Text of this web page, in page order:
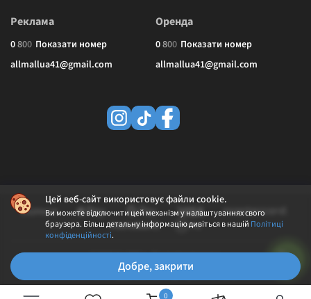
0
Цей веб-сайт використовує файли cookie.
Ви можете відключити цей механізм у налаштуваннях свого
браузера. Більш детальну інформацію дивіться в нашій Політиці
конфіденційності.
Добре, закрити
Реклама
0800 Показати номер
allmallua41@gmail.com
Оренда
0800 Показати номер
allmallua41@gmail.com
© 2026 ALLMALL. Всі права захищені.
Політика конфіденційності